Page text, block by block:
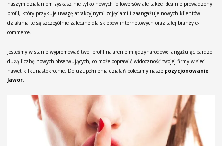
naszym działaniom zyskasz nie tylko nowych followersów ale także idealnie prowadzony
profil, który przykuje uwagę atrakcyjnymi zdjęciami i zaangażuje nowych klientów.
działania te są szczególnie zalecane dla sklepów internetowych oraz całej branży e-
commerce.
Jesteśmy w stanie wypromować twój profil na arenie międzynarodowej angażując bardzo
dużą liczbę nowych obserwujących, co może poprawić widoczność twojej firmy w sieci
nawet kilkunastokrotnie. Do uzupełnienia działań polecamy nasze pozycjonowanie
Jawor.